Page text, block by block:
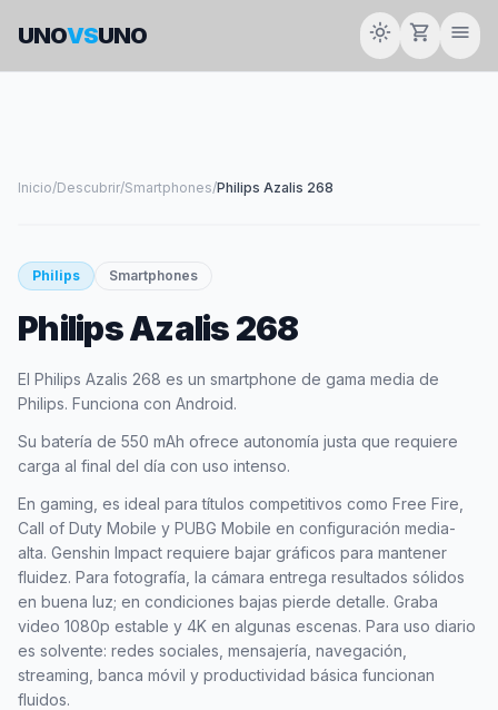
UNOVSUNO light_mode shopping_cart menu
Inicio/Descubrir/Smartphones/Philips Azalis 268
smartphone
PHILIPS
Philips Smartphones
Philips Azalis 268
El Philips Azalis 268 es un smartphone de gama media de
Philips. Funciona con Android.
Su batería de 550 mAh ofrece autonomía justa que requiere
carga al final del día con uso intenso.
En gaming, es ideal para títulos competitivos como Free Fire,
Call of Duty Mobile y PUBG Mobile en configuración media-
alta. Genshin Impact requiere bajar gráficos para mantener
fluidez. Para fotografía, la cámara entrega resultados sólidos
en buena luz; en condiciones bajas pierde detalle. Graba
video 1080p estable y 4K en algunas escenas. Para uso diario
es solvente: redes sociales, mensajería, navegación,
streaming, banca móvil y productividad básica funcionan
fluidos.